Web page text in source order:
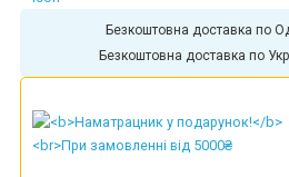
Безкоштовна доставка по
Безкоштовна доставка по